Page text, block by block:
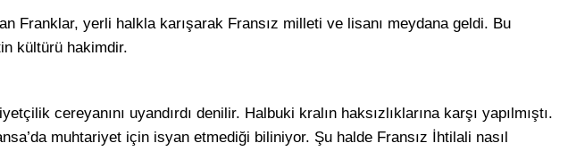
Franklar, yerli halkla karışarak Fransız milleti ve lisanı meydana geldi. Bu
kültürü hakimdir.
cereyanını uyandırdı denilir. Halbuki kralın haksızlıklarına karşı yapılmıştı.
muhtariyet için isyan etmediği biliniyor. Şu halde Fransız İhtilali nasıl